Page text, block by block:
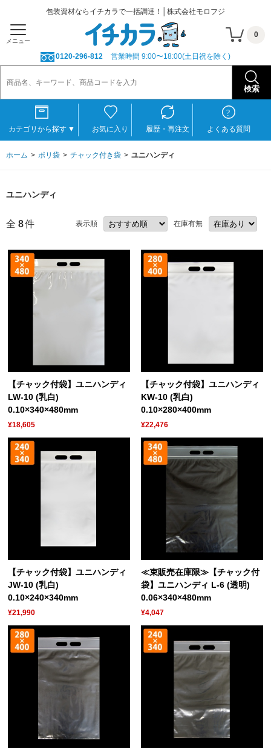
包装資材ならイチカラで一括調達！│株式会社モロフジ
メニュー
0
0120-296-812 営業時間 9:00〜18:00(土日祝を除く)
カテゴリから探す ▼ お気に入り 履歴・再注文 よくある質問
ホーム ポリ袋 チャック付き袋 ユニハンディ
ユニハンディ
全 8件 表示順 在庫有無
【チャック付袋】ユニハンディ
LW-10 (乳白)
0.10×340×480mm
¥18,605
【チャック付袋】ユニハンディ
KW-10 (乳白)
0.10×280×400mm
¥22,476
【チャック付袋】ユニハンディ
JW-10 (乳白)
0.10×240×340mm
¥21,990
≪束販売在庫限≫【チャック付
袋】ユニハンディ L-6 (透明)
0.06×340×480mm
¥4,047